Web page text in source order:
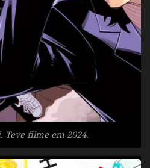
Teve filme em 2024.